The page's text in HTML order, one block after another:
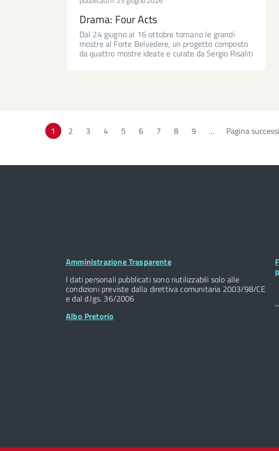
Drama: Four Acts
Dal 24 giugno al 16 ottobre tornano le grandi
mostre al Forte Belvedere, un progetto composto
da quattro mostre ideate e curate da Sergio Risaliti
1 Page
2 Page
3 Page
4 Page
5 Page
6 Page
7 Page
8 Page
9 … Pagina
Footer
Amministrazione Trasparente
I dati personali pubblicati sono riutilizzabili solo alle
condizioni previste dalla direttiva comunitaria 2003/98/CE
e dal d.lgs. 36/2006
Albo Pretorio